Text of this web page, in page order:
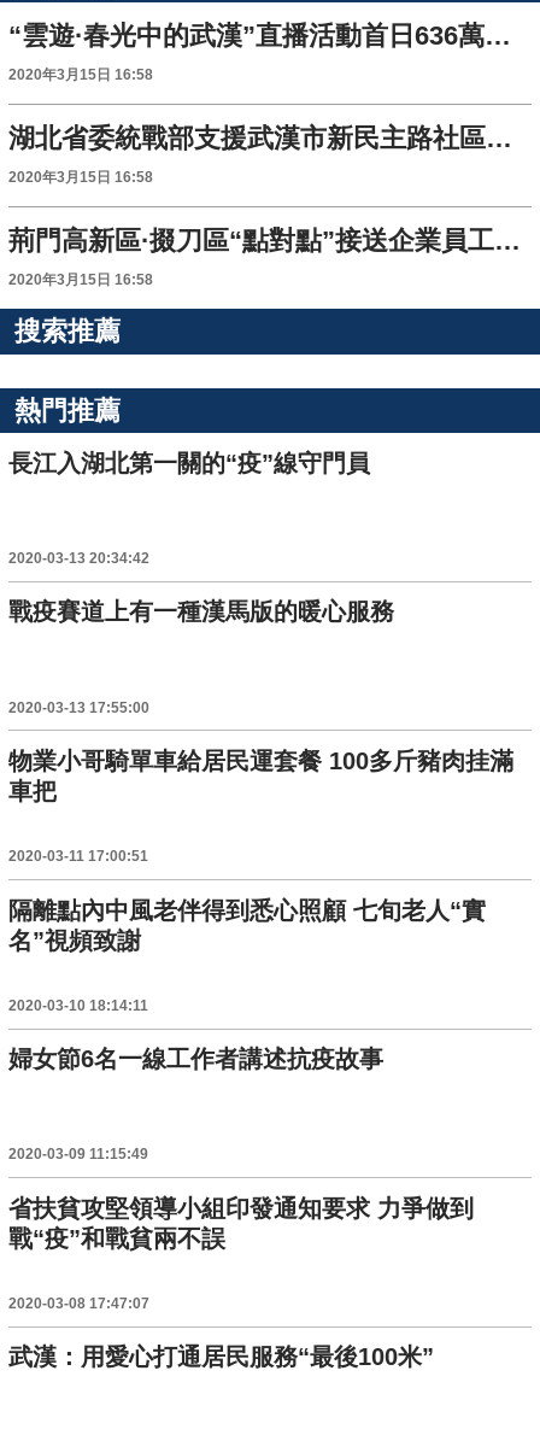
“雲遊·春光中的武漢”直播活動首日636萬網友“春遊武漢”
2020年3月15日 16:58
湖北省委統戰部支援武漢市新民主路社區工作組戰“疫”記
2020年3月15日 16:58
荊門高新區·掇刀區“點對點”接送企業員工返崗
2020年3月15日 16:58
搜索推薦
熱門推薦
長江入湖北第一關的“疫”線守門員
2020-03-13 20:34:42
戰疫賽道上有一種漢馬版的暖心服務
2020-03-13 17:55:00
物業小哥騎單車給居民運套餐 100多斤豬肉挂滿
車把
2020-03-11 17:00:51
隔離點內中風老伴得到悉心照顧 七旬老人“實
名”視頻致謝
2020-03-10 18:14:11
婦女節6名一線工作者講述抗疫故事
2020-03-09 11:15:49
省扶貧攻堅領導小組印發通知要求 力爭做到
戰“疫”和戰貧兩不誤
2020-03-08 17:47:07
武漢：用愛心打通居民服務“最後100米”